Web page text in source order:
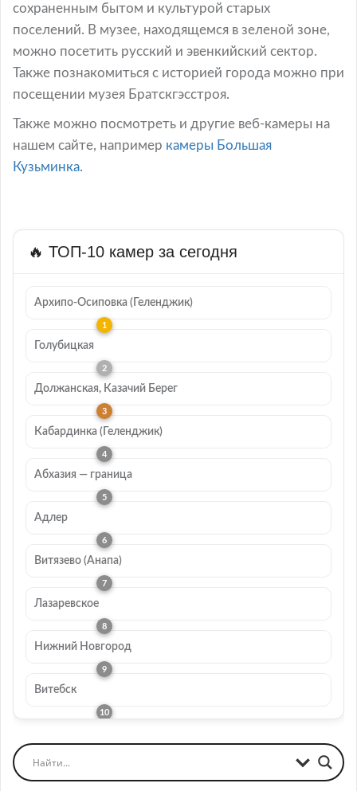
сохраненным бытом и культурой старых
поселений. В музее, находящемся в зеленой зоне,
можно посетить русский и эвенкийский сектор.
Также познакомиться с историей города можно при
посещении музея Братскгэсстроя.
Также можно посмотреть и другие веб-камеры на
нашем сайте, например камеры Большая
Кузьминка.
🔥 ТОП-10 камер за сегодня
Архипо-Осиповка (Геленджик)
Голубицкая
Должанская, Казачий Берег
Кабардинка (Геленджик)
Абхазия — граница
Адлер
Витязево (Анапа)
Лазаревское
Нижний Новгород
Витебск